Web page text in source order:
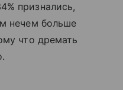
признались,
нечем больше
что дремать